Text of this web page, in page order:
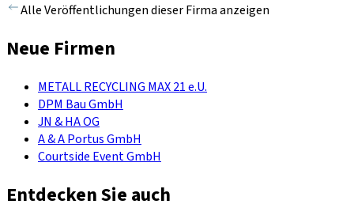
Alle Veröffentlichungen dieser Firma anzeigen
Neue Firmen
METALL RECYCLING MAX 21 e.U.
DPM Bau GmbH
JN & HA OG
A & A Portus GmbH
Courtside Event GmbH
Entdecken Sie auch